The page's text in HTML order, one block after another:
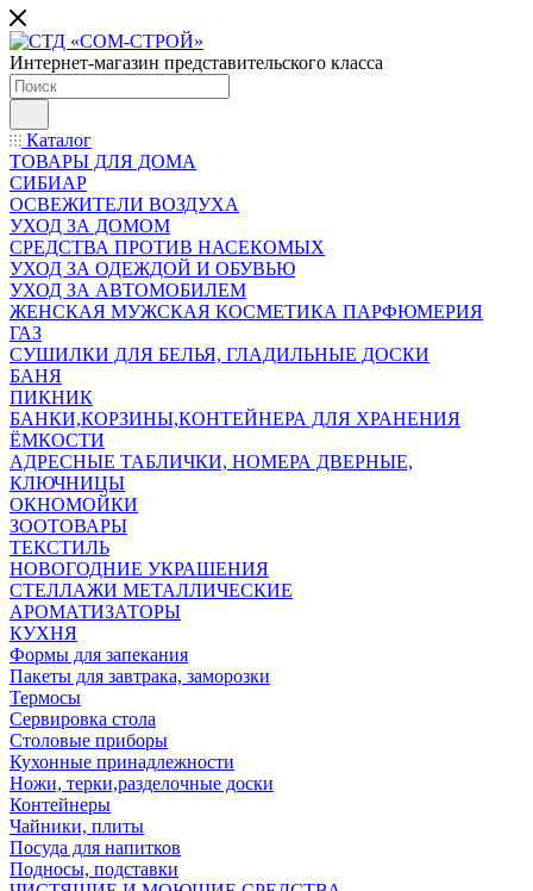
Интернет-магазин представительского класса
Каталог
ТОВАРЫ ДЛЯ ДОМА
СИБИАР
ОСВЕЖИТЕЛИ ВОЗДУХА
УХОД ЗА ДОМОМ
СРЕДСТВА ПРОТИВ НАСЕКОМЫХ
УХОД ЗА ОДЕЖДОЙ И ОБУВЬЮ
УХОД ЗА АВТОМОБИЛЕМ
ЖЕНСКАЯ МУЖСКАЯ КОСМЕТИКА ПАРФЮМЕРИЯ
ГАЗ
СУШИЛКИ ДЛЯ БЕЛЬЯ, ГЛАДИЛЬНЫЕ ДОСКИ
БАНЯ
ПИКНИК
БАНКИ,КОРЗИНЫ,КОНТЕЙНЕРА ДЛЯ ХРАНЕНИЯ
ЁМКОСТИ
АДРЕСНЫЕ ТАБЛИЧКИ, НОМЕРА ДВЕРНЫЕ,
КЛЮЧНИЦЫ
ОКНОМОЙКИ
ЗООТОВАРЫ
ТЕКСТИЛЬ
НОВОГОДНИЕ УКРАШЕНИЯ
СТЕЛЛАЖИ МЕТАЛЛИЧЕСКИЕ
АРОМАТИЗАТОРЫ
КУХНЯ
Формы для запекания
Пакеты для завтрака, заморозки
Термосы
Сервировка стола
Столовые приборы
Кухонные принадлежности
Ножи, терки,разделочные доски
Контейнеры
Чайники, плиты
Посуда для напитков
Подносы, подставки